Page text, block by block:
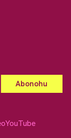
YouTube